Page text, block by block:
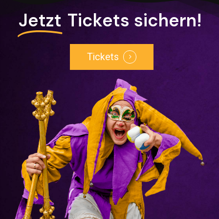
Jetzt Tickets sichern!
Tickets